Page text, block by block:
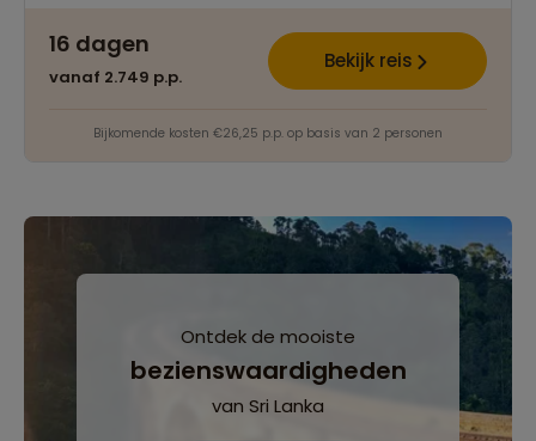
16 dagen
vanaf 2.749 p.p.
Bekijk reis
Bijkomende kosten €26,25 p.p. op basis van 2 personen
Ontdek de mooiste
bezienswaardigheden
van Sri Lanka